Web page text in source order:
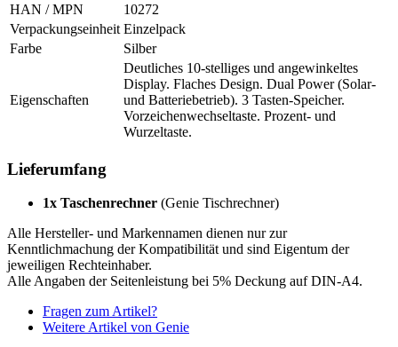
HAN / MPN
10272
Verpackungseinheit Einzelpack
Farbe
Silber
Eigenschaften
Deutliches 10-stelliges und angewinkeltes
Display. Flaches Design. Dual Power (Solar-
und Batteriebetrieb). 3 Tasten-Speicher.
Vorzeichenwechseltaste. Prozent- und
Wurzeltaste.
Lieferumfang
1x Taschenrechner (Genie Tischrechner)
Alle Hersteller- und Markennamen dienen nur zur
Kenntlichmachung der Kompatibilität und sind Eigentum der
jeweiligen Rechteinhaber.
Alle Angaben der Seitenleistung bei 5% Deckung auf DIN-A4.
Fragen zum Artikel?
Weitere Artikel von Genie